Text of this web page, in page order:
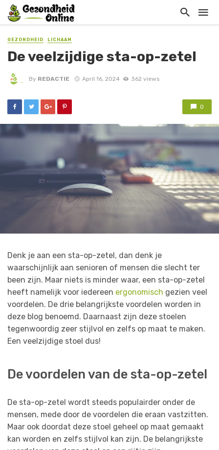
GEZONDHEID LICHAAM
De veelzijdige sta-op-zetel
By REDACTIE April 16, 2024 362 views
0
Denk je aan een sta-op-zetel, dan denk je
waarschijnlijk aan senioren of mensen die slecht ter
been zijn. Maar niets is minder waar, een sta-op-zetel
heeft namelijk voor iedereen ergonomisch gezien veel
voordelen. De drie belangrijkste voordelen worden in
deze blog benoemd. Daarnaast zijn deze stoelen
tegenwoordig zeer stijlvol en zelfs op maat te maken.
Een veelzijdige stoel dus!
De voordelen van de sta-op-zetel
De sta-op-zetel wordt steeds populairder onder de
mensen, mede door de voordelen die eraan vastzitten.
Maar ook doordat deze stoel geheel op maat gemaakt
kan worden en zelfs stijlvol kan zijn. De belangrijkste